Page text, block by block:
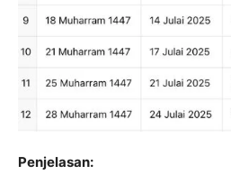
Penjelasan: